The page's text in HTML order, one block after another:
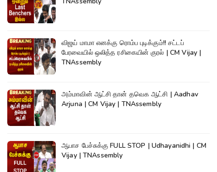
விஜய் மாமா எனக்கு ரொம்ப புடிக்கும்!! சட்டப்
பேரவையில் ஒலித்த ரசிகையின் குரல் | CM Vijay |
TNAssembly
அம்மாவின் ஆட்சி தான் தவெக ஆட்சி | Aadhav
Arjuna | CM Vijay | TNAssembly
ஆபாச பேச்சுக்கு FULL STOP | Udhayanidhi | CM
Vijay | TNAssembly